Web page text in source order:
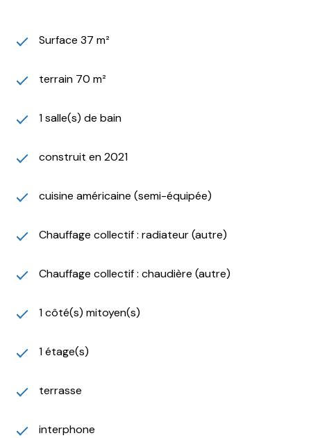
Surface 37 m²
terrain 70 m²
1 salle(s) de bain
construit en 2021
cuisine américaine (semi-équipée)
Chauffage collectif : radiateur (autre)
Chauffage collectif : chaudière (autre)
1 côté(s) mitoyen(s)
1 étage(s)
terrasse
interphone